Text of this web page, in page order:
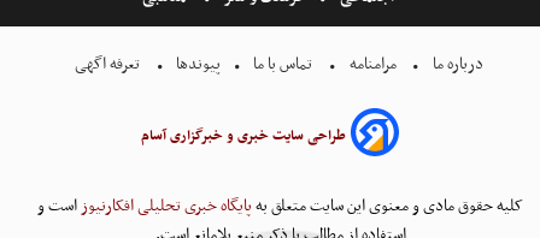
درباره ما مرامنامه تماس با ما پیوندها تعرفه اگهی
طراحی سایت خبری و خبرگزاری آسام
کلیه حقوق مادی و معنوی این سایت متعلق بهپایگاه خبری تحلیلی افکارنیوزاست و